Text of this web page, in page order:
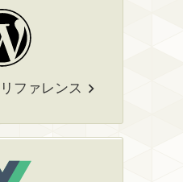
ファレンス